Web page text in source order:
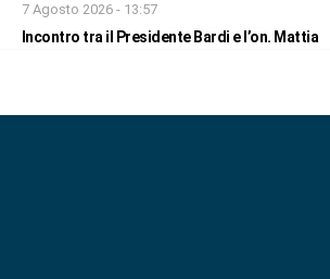
7 Agosto 2026 - 13:57
Incontro tra il Presidente Bardi e l’on. Mattia